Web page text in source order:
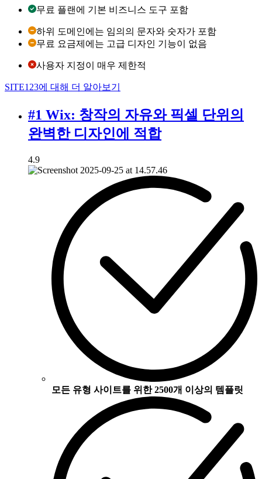
무료 플랜에 기본 비즈니스 도구 포함
하위 도메인에는 임의의 문자와 숫자가 포함
무료 요금제에는 고급 디자인 기능이 없음
사용자 지정이 매우 제한적
SITE123에 대해 더 알아보기
#1 Wix: 창작의 자유와 픽셀 단위의
완벽한 디자인에 적합
4.9
모든 유형 사이트를 위한 2500개 이상의 템플릿